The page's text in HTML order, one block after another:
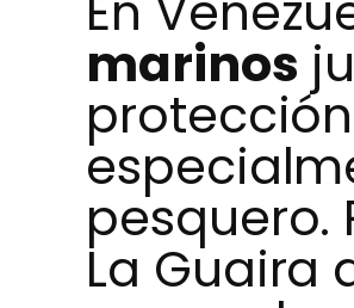
marinos
pesquero.
La Guaira